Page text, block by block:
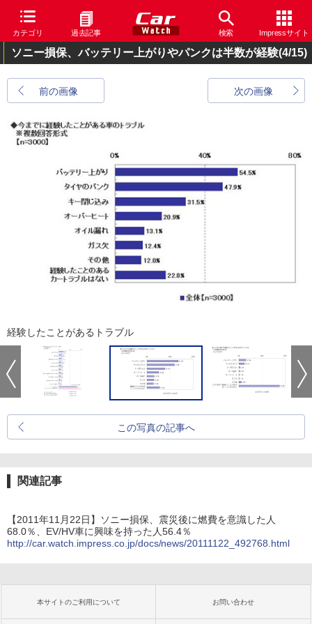
カテゴリ 過去記事 検索 Impressサイト
ソニー損保、バッテリー上がりやパンクは半数が経験(4/15)
前の画像 次の画像
経験したことがあるトラブル
この写真の記事へ
関連記事
【2011年11月22日】ソニー損保、震災後に燃費を意識した人
68.0％、EV/HV車に興味を持った人56.4％
http://car.watch.impress.co.jp/docs/news/20111122_492768.html
本サイトのご利用について お問い合わせ